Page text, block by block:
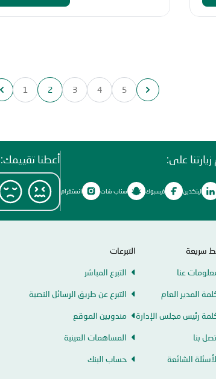
1 2 3 4 5
على:
لينكدين فيسبوك سناب شات انستغرام
أعطنا تقييمك:
سريعة
عنا
المدير العام
رئيس مجلس الإدارة
بنا
الشائعة
التبرعات
التبرع المباشر
التبرع عن طريق الرسائل النصية
مندوبين الموقع
المساهمات العينية
حساب البنك